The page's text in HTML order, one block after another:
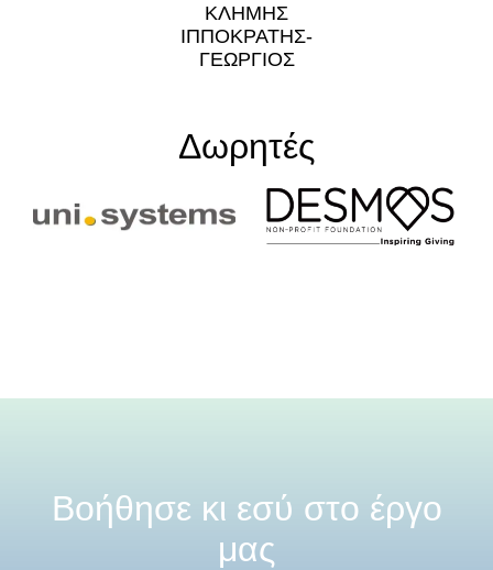
ΚΛΗΜΗΣ
ΙΠΠΟΚΡΑΤΗΣ-
ΓΕΩΡΓΙΟΣ
Δωρητές
Βοήθησε κι εσύ στο έργο
μας